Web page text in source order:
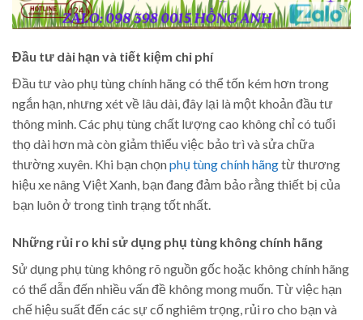
Đầu tư dài hạn và tiết kiệm chi phí
Đầu tư vào phụ tùng chính hãng có thể tốn kém hơn trong
ngắn hạn, nhưng xét về lâu dài, đây lại là một khoản đầu tư
thông minh. Các phụ tùng chất lượng cao không chỉ có tuổi
thọ dài hơn mà còn giảm thiểu việc bảo trì và sửa chữa
thường xuyên. Khi bạn chọnphụ tùng chính hãngtừ thương
hiệu xe nâng Việt Xanh, bạn đang đảm bảo rằng thiết bị của
bạn luôn ở trong tình trạng tốt nhất.
Những rủi ro khi sử dụng phụ tùng không chính hãng
Sử dụng phụ tùng không rõ nguồn gốc hoặc không chính hãng
có thể dẫn đến nhiều vấn đề không mong muốn. Từ việc hạn
chế hiệu suất đến các sự cố nghiêm trọng, rủi ro cho bạn và